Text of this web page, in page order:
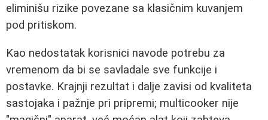
eliminišu rizike povezane sa klasičnim kuvanjem
pod pritiskom.
Kao nedostatak korisnici navode potrebu za
vremenom da bi se savladale sve funkcije i
postavke. Krajnji rezultat i dalje zavisi od kvaliteta
sastojaka i pažnje pri pripremi; multicooker nije